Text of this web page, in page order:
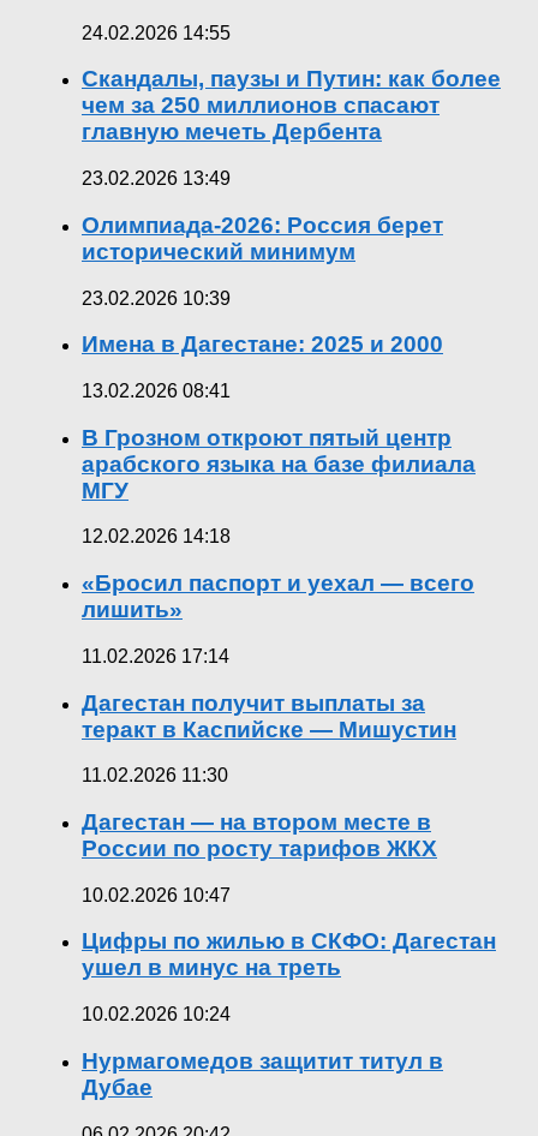
24.02.2026 14:55
Скандалы, паузы и Путин: как более
чем за 250 миллионов спасают
главную мечеть Дербента
23.02.2026 13:49
Олимпиада-2026: Россия берет
исторический минимум
23.02.2026 10:39
Имена в Дагестане: 2025 и 2000
13.02.2026 08:41
В Грозном откроют пятый центр
арабского языка на базе филиала
МГУ
12.02.2026 14:18
«Бросил паспорт и уехал — всего
лишить»
11.02.2026 17:14
Дагестан получит выплаты за
теракт в Каспийске — Мишустин
11.02.2026 11:30
Дагестан — на втором месте в
России по росту тарифов ЖКХ
10.02.2026 10:47
Цифры по жилью в СКФО: Дагестан
ушел в минус на треть
10.02.2026 10:24
Нурмагомедов защитит титул в
Дубае